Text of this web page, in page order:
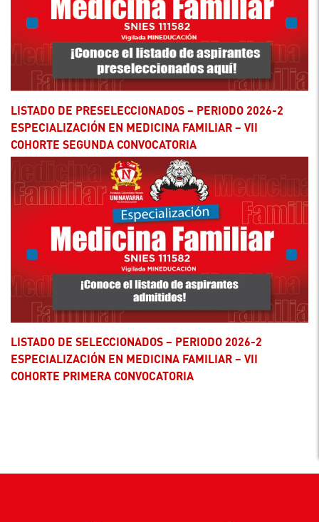
LISTADO DE PRESELECCIONADOS – PERIODO 2026-2
ESPECIALIZACIÓN EN MEDICINA FAMILIAR – VII
COHORTE SEGUNDA CONVOCATORIA
LISTADO DE SELECCIONADOS – PERIODO 2026-2
ESPECIALIZACIÓN EN MEDICINA FAMILIAR – VII
COHORTE PRIMERA CONVOCATORIA